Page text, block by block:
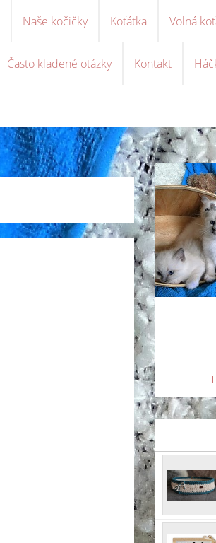
Naše kočičky Koťátka Volná
Často kladené otázky Kontakt